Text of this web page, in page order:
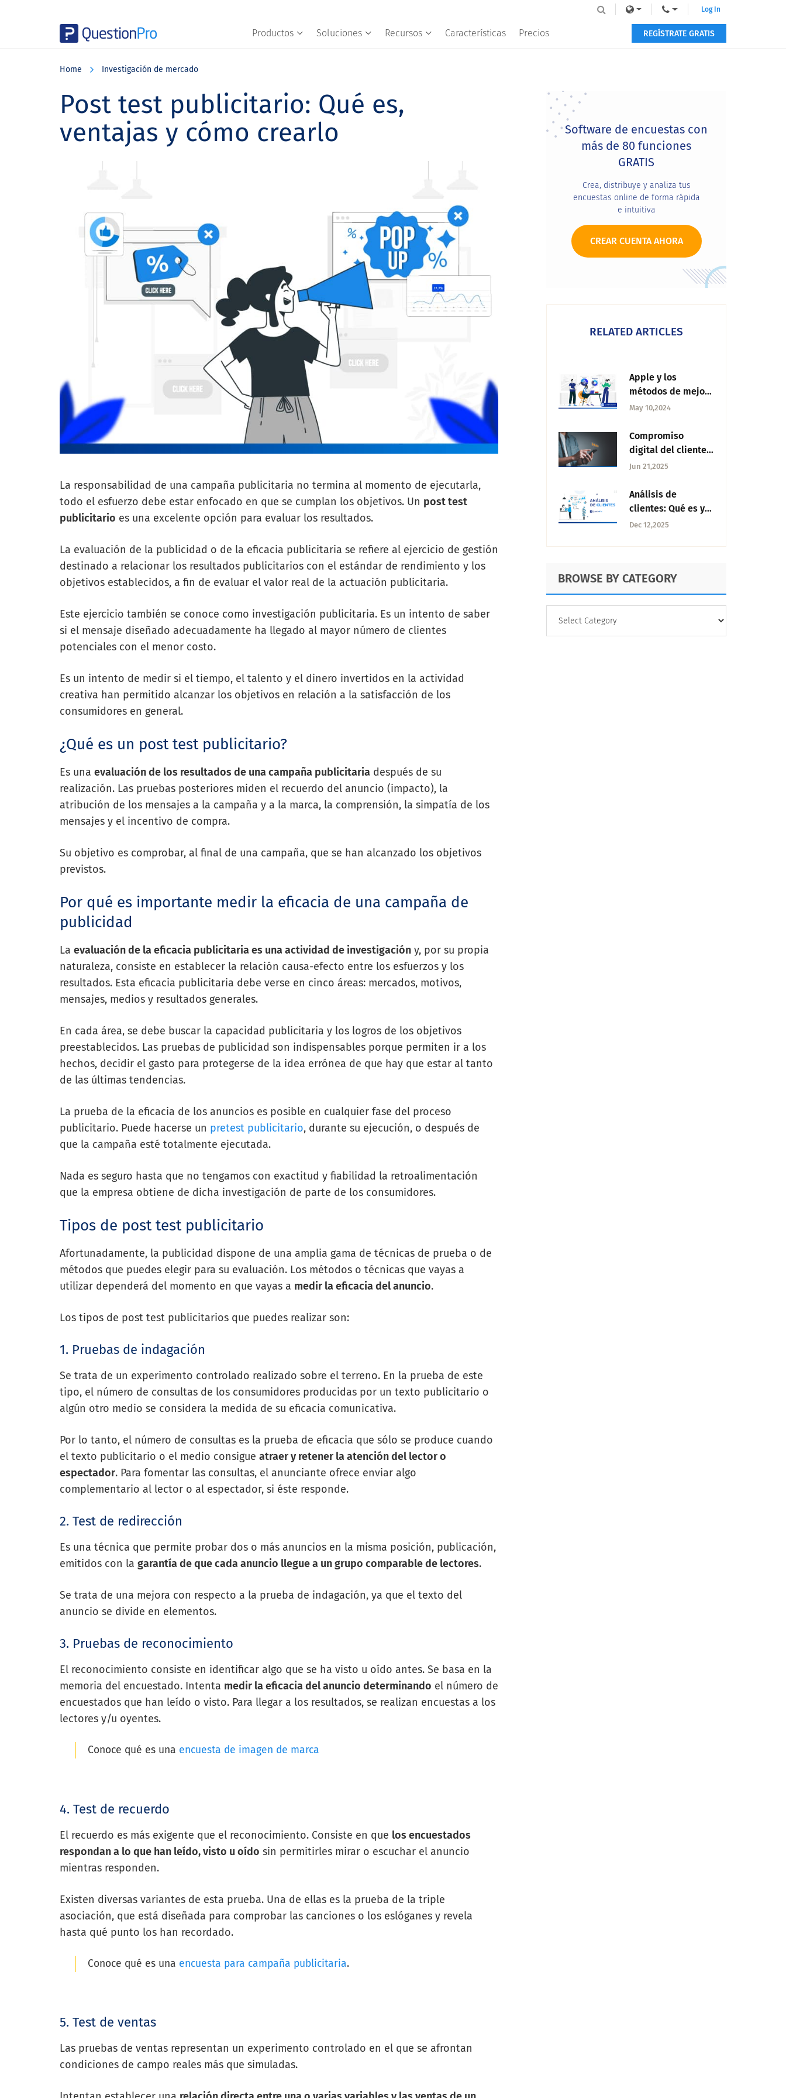
Productos Soluciones Recursos Características Precios
Log In
REGÍSTRATE GRATIS
Home Investigación de mercado
Post test publicitario: Qué es,
ventajas y cómo crearlo
La responsabilidad de una campaña publicitaria no termina al momento de ejecutarla,
todo el esfuerzo debe estar enfocado en que se cumplan los objetivos. Un post test
publicitario es una excelente opción para evaluar los resultados.
La evaluación de la publicidad o de la eficacia publicitaria se refiere al ejercicio de gestión
destinado a relacionar los resultados publicitarios con el estándar de rendimiento y los
objetivos establecidos, a fin de evaluar el valor real de la actuación publicitaria.
Este ejercicio también se conoce como investigación publicitaria. Es un intento de saber
si el mensaje diseñado adecuadamente ha llegado al mayor número de clientes
potenciales con el menor costo.
Es un intento de medir si el tiempo, el talento y el dinero invertidos en la actividad
creativa han permitido alcanzar los objetivos en relación a la satisfacción de los
consumidores en general.
¿Qué es un post test publicitario?
Es una evaluación de los resultados de una campaña publicitaria después de su
realización. Las pruebas posteriores miden el recuerdo del anuncio (impacto), la
atribución de los mensajes a la campaña y a la marca, la comprensión, la simpatía de los
mensajes y el incentivo de compra.
Su objetivo es comprobar, al final de una campaña, que se han alcanzado los objetivos
previstos.
Por qué es importante medir la eficacia de una campaña de
publicidad
La evaluación de la eficacia publicitaria es una actividad de investigación y, por su propia
naturaleza, consiste en establecer la relación causa-efecto entre los esfuerzos y los
resultados. Esta eficacia publicitaria debe verse en cinco áreas: mercados, motivos,
mensajes, medios y resultados generales.
En cada área, se debe buscar la capacidad publicitaria y los logros de los objetivos
preestablecidos. Las pruebas de publicidad son indispensables porque permiten ir a los
hechos, decidir el gasto para protegerse de la idea errónea de que hay que estar al tanto
de las últimas tendencias.
La prueba de la eficacia de los anuncios es posible en cualquier fase del proceso
publicitario. Puede hacerse un pretest publicitario, durante su ejecución, o después de
que la campaña esté totalmente ejecutada.
Nada es seguro hasta que no tengamos con exactitud y fiabilidad la retroalimentación
que la empresa obtiene de dicha investigación de parte de los consumidores.
Tipos de post test publicitario
Afortunadamente, la publicidad dispone de una amplia gama de técnicas de prueba o de
métodos que puedes elegir para su evaluación. Los métodos o técnicas que vayas a
utilizar dependerá del momento en que vayas a medir la eficacia del anuncio.
Los tipos de post test publicitarios que puedes realizar son:
1. Pruebas de indagación
Se trata de un experimento controlado realizado sobre el terreno. En la prueba de este
tipo, el número de consultas de los consumidores producidas por un texto publicitario o
algún otro medio se considera la medida de su eficacia comunicativa.
Por lo tanto, el número de consultas es la prueba de eficacia que sólo se produce cuando
el texto publicitario o el medio consigue atraer y retener la atención del lector o
espectador. Para fomentar las consultas, el anunciante ofrece enviar algo
complementario al lector o al espectador, si éste responde.
2. Test de redirección
Es una técnica que permite probar dos o más anuncios en la misma posición, publicación,
emitidos con la garantía de que cada anuncio llegue a un grupo comparable de lectores.
Se trata de una mejora con respecto a la prueba de indagación, ya que el texto del
anuncio se divide en elementos.
3. Pruebas de reconocimiento
El reconocimiento consiste en identificar algo que se ha visto u oído antes. Se basa en la
memoria del encuestado. Intenta medir la eficacia del anuncio determinando el número de
encuestados que han leído o visto. Para llegar a los resultados, se realizan encuestas a los
lectores y/u oyentes.
Conoce qué es una encuesta de imagen de marca
4. Test de recuerdo
El recuerdo es más exigente que el reconocimiento. Consiste en que los encuestados
respondan a lo que han leído, visto u oído sin permitirles mirar o escuchar el anuncio
mientras responden.
Existen diversas variantes de esta prueba. Una de ellas es la prueba de la triple
asociación, que está diseñada para comprobar las canciones o los eslóganes y revela
hasta qué punto los han recordado.
Conoce qué es una encuesta para campaña publicitaria.
5. Test de ventas
Las pruebas de ventas representan un experimento controlado en el que se afrontan
condiciones de campo reales más que simuladas.
Primary
Sidebar
Software de encuestas con
más de 80 funciones
GRATIS
Crea, distribuye y analiza tus
encuestas online de forma rápida
e intuitiva
CREAR CUENTA AHORA
RELATED ARTICLES
Apple y los
métodos de mejora
continua, el Kaizen
May 10,2024
Compromiso
digital del cliente:
Qué es y cómo
Jun 21,2025
Análisis de
clientes: Qué es y
cómo realizarlo
Dec 12,2025
BROWSE BY CATEGORY
CATEGORY